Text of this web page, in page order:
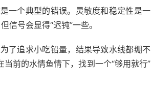
一个典型的错误。灵敏度和稳定性是一
号会显得“迟钝”一些。
了追求小吃铅量，结果导致水线都绷不
前的水情鱼情下，找到一个“够用就行”